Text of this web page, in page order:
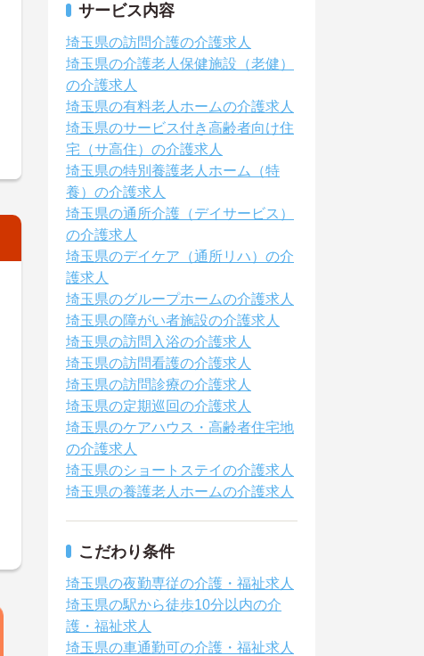
サービス内容
埼玉県の訪問介護の介護求人
埼玉県の介護老人保健施設（老健）
の介護求人
埼玉県の有料老人ホームの介護求人
埼玉県のサービス付き高齢者向け住
宅（サ高住）の介護求人
埼玉県の特別養護老人ホーム（特
養）の介護求人
埼玉県の通所介護（デイサービス）
の介護求人
埼玉県のデイケア（通所リハ）の介
護求人
埼玉県のグループホームの介護求人
埼玉県の障がい者施設の介護求人
埼玉県の訪問入浴の介護求人
埼玉県の訪問看護の介護求人
埼玉県の訪問診療の介護求人
埼玉県の定期巡回の介護求人
埼玉県のケアハウス・高齢者住宅地
の介護求人
埼玉県のショートステイの介護求人
埼玉県の養護老人ホームの介護求人
こだわり条件
埼玉県の夜勤専従の介護・福祉求人
埼玉県の駅から徒歩10分以内の介
護・福祉求人
埼玉県の車通勤可の介護・福祉求人